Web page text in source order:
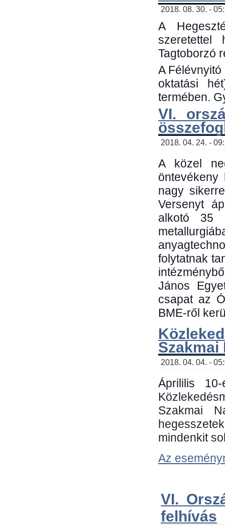
2018. 08. 30. -
A
szeretettel
Tagtoborzó
A
oktatási
termében.
VI.
2018. 04. 24. -
A közel
nagy
Versenyt
alkotó 35
folytatnak
János
csapat az
BME-ről
Szakmai
2018. 04. 04. -
Áprililis
Szakmai
mindenkit
Az
VI.
felhívás